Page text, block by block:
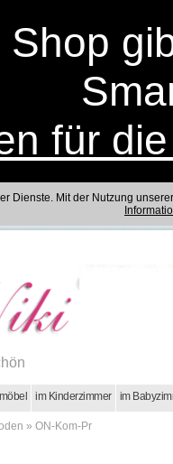
Shop
für
Dienste. Mit der Nutzung
im Kinderzimmer im
» ON-Kom-Pr